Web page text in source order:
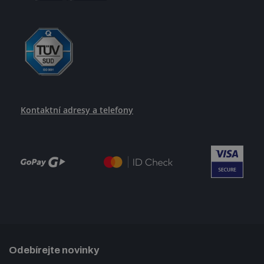
Kontaktní adresy a telefony
Odebírejte novinky